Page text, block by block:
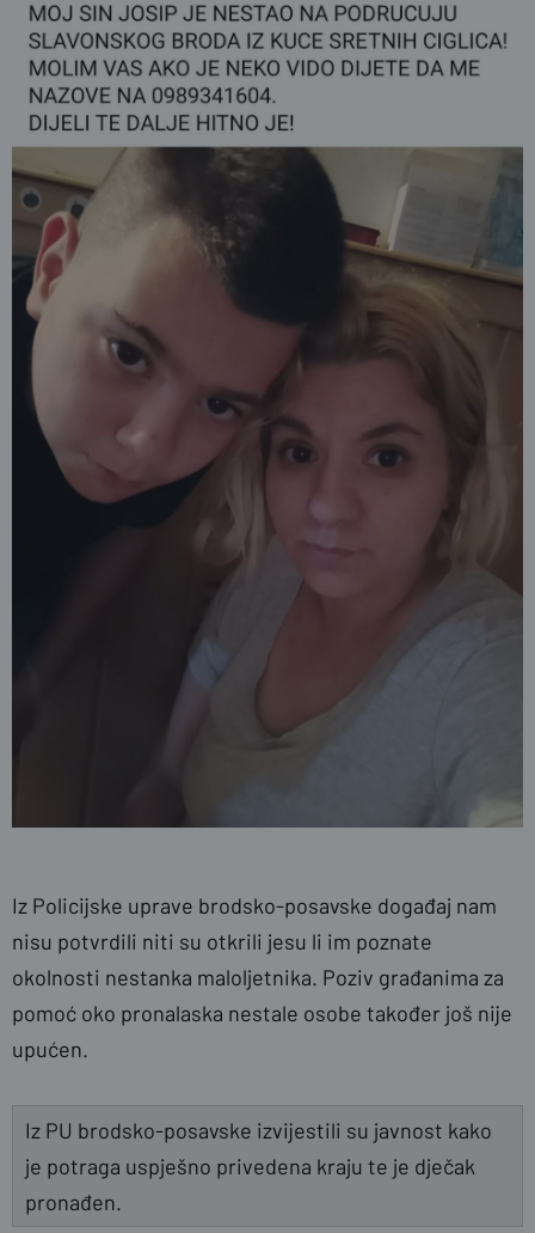
Iz Policijske uprave brodsko-posavske događaj nam
nisu potvrdili niti su otkrili jesu li im poznate
okolnosti nestanka maloljetnika. Poziv građanima za
pomoć oko pronalaska nestale osobe također još nije
upućen.
Iz PU brodsko-posavske izvijestili su javnost kako
je potraga uspješno privedena kraju te je dječak
pronađen.